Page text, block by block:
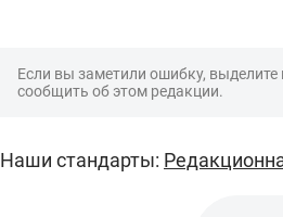
Если вы заметили ошибку,
сообщить об этом редакции.
Наши стандарты: